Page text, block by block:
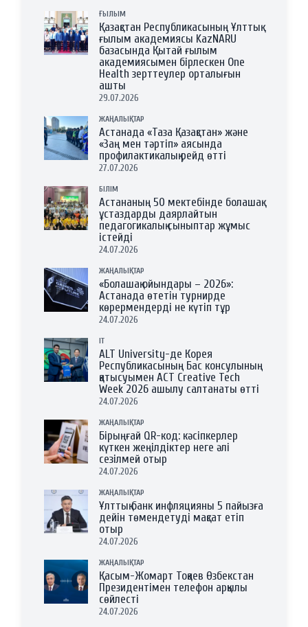
ҒЫЛЫМ
Қазақстан Республикасының Ұлттық
ғылым академиясы KazNARU
базасында Қытай ғылым
академиясымен бірлескен One
Health зерттеулер орталығын
ашты
29.07.2026
ЖАҢАЛЫҚТАР
Астанада «Таза Қазақстан» және
«Заң мен тәртіп» аясында
профилактикалық рейд өтті
27.07.2026
БІЛІМ
Астананың 50 мектебінде болашақ
ұстаздарды даярлайтын
педагогикалық сыныптар жұмыс
істейді
24.07.2026
ЖАҢАЛЫҚТАР
«Болашақ ойындары – 2026»:
Астанада өтетін турнирде
көрермендерді не күтіп тұр
24.07.2026
IT
ALT University-де Корея
Республикасының Бас консулының
қатысуымен ACT Creative Tech
Week 2026 ашылу салтанаты өтті
24.07.2026
ЖАҢАЛЫҚТАР
Бірыңғай QR-код: кәсіпкерлер
күткен жеңілдіктер неге әлі
сезілмей отыр
24.07.2026
ЖАҢАЛЫҚТАР
Ұлттық банк инфляцияны 5 пайызға
дейін төмендетуді мақсат етіп
отыр
24.07.2026
ЖАҢАЛЫҚТАР
Қасым-Жомарт Тоқаев Өзбекстан
Президентімен телефон арқылы
сөйлесті
24.07.2026